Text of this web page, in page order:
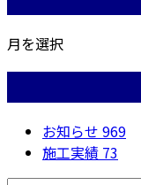
月を選択
お知らせ 969
施工実績 73